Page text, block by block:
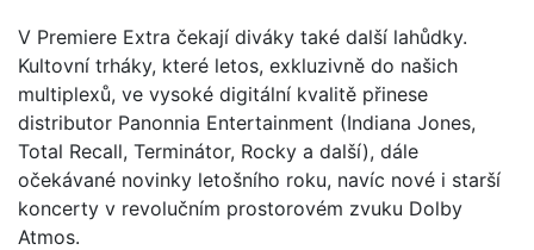
V Premiere Extra čekají diváky také další lahůdky.
Kultovní trháky, které letos, exkluzivně do našich
multiplexů, ve vysoké digitální kvalitě přinese
distributor Panonnia Entertainment (Indiana Jones,
Total Recall, Terminátor, Rocky a další), dále
očekávané novinky letošního roku, navíc nové i starší
koncerty v revolučním prostorovém zvuku Dolby
Atmos.